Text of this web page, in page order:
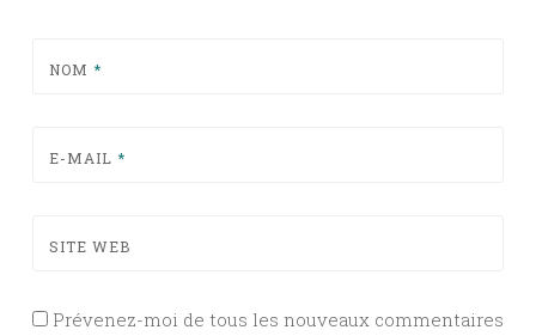
NOM *
E-MAIL *
SITE WEB
Prévenez-moi de tous les nouveaux commentaires